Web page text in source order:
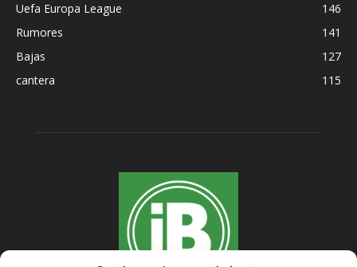
Uefa Europa League
146
Rumores
141
Bajas
127
cantera
115